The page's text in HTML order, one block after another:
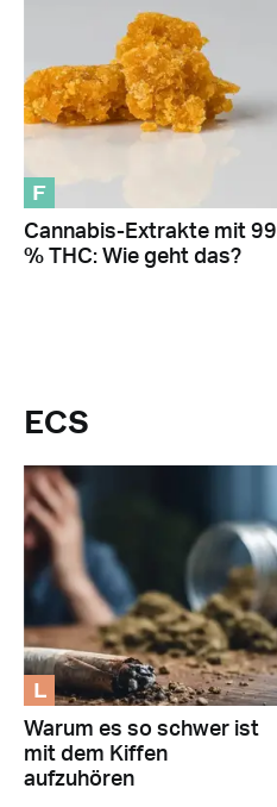
F
Cannabis-Extrakte mit 99
% THC: Wie geht das?
ECS
L
Warum es so schwer ist
mit dem Kiffen
aufzuhören